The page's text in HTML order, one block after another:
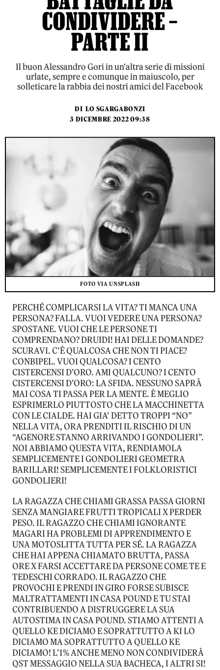
CONDIVIDERE –
PARTE II
Il buon Alessandro Gori in un'altra serie di missioni
urlate, sempre e comunque in maiuscolo, per
solleticare la rabbia dei nostri amici del Facebook
DI LO SGARGABONZI
3 DICEMBRE 2022 09:38
FOTO VIA UNSPLASH
PERCHÉ COMPLICARSI LA VITA? TI MANCA UNA
PERSONA? FALLA. VUOI VEDERE UNA PERSONA?
SPOSTANE. VUOI CHE LE PERSONE TI
COMPRENDANO? DRUIDI! HAI DELLE DOMANDE?
SCURAVI. C’È QUALCOSA CHE NON TI PIACE?
CONBIPEL. VUOI QUALCOSA? I CENTO
CISTERCENSI D’ORO. AMI QUALCUNO? I CENTO
CISTERCENSI D’ORO: LA SFIDA. NESSUNO SAPRÀ
MAI COSA TI PASSA PER LA MENTE. È MEGLIO
ESPRIMERLO PIUTTOSTO CHE LA MACCHINETTA
CON LE CIALDE. HAI GIA’ DETTO TROPPI “NO”
NELLA VITA, ORA PRENDITI IL RISCHIO DI UN
“AGENORE STANNO ARRIVANDO I GONDOLIERI”.
NOI ABBIAMO QUESTA VITA, RENDIAMOLA
SEMPLICEMENTE I GONDOLIERI GEOMETRA
BARILLARI! SEMPLICEMENTE I FOLKLORISTICI
GONDOLIERI!
LA RAGAZZA CHE CHIAMI GRASSA PASSA GIORNI
SENZA MANGIARE FRUTTI TROPICALI X PERDER
PESO. IL RAGAZZO CHE CHIAMI IGNORANTE
MAGARI HA PROBLEMI DI APPRENDIMENTO E
UNA MOTOSLITTA TUTTA PER SÉ. LA RAGAZZA
CHE HAI APPENA CHIAMATO BRUTTA, PASSA
ORE X FARSI ACCETTARE DA PERSONE COME TE E
TEDESCHI CORRADO. IL RAGAZZO CHE
PROVOCHI E PRENDI IN GIRO FORSE SUBISCE
MALTRATTAMENTI IN CASA POUND E TU STAI
CONTRIBUENDO A DISTRUGGERE LA SUA
AUTOSTIMA IN CASA POUND. STIAMO ATTENTI A
QUELLO KE DICIAMO E SOPRATTUTTO A KI LO
DICIAMO MA SOPRATTUTTO A QUELLO KE
DICIAMO! L’1% ANCHE MENO NON CONDIVIDERÀ
QST MESSAGGIO NELLA SUA BACHECA, I ALTRI SI!